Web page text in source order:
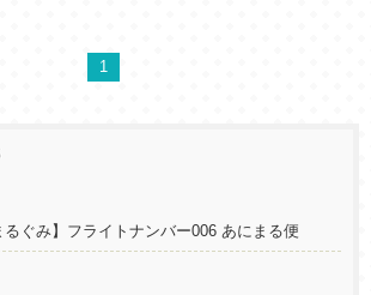
1
るぐみ】フライトナンバー006 あにまる便